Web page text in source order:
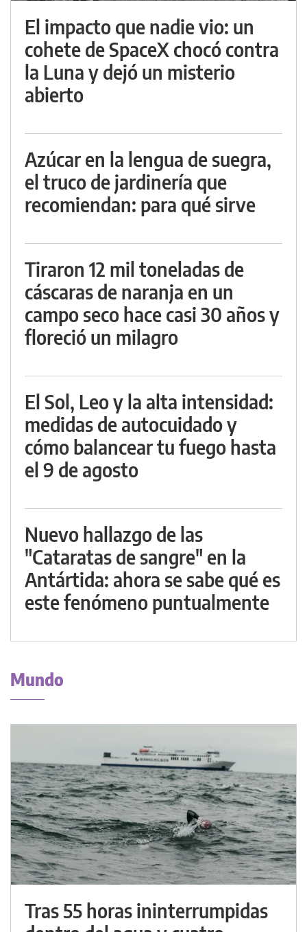
El impacto que nadie vio: un
cohete de SpaceX chocó contra
la Luna y dejó un misterio
abierto
Azúcar en la lengua de suegra,
el truco de jardinería que
recomiendan: para qué sirve
Tiraron 12 mil toneladas de
cáscaras de naranja en un
campo seco hace casi 30 años y
floreció un milagro
El Sol, Leo y la alta intensidad:
medidas de autocuidado y
cómo balancear tu fuego hasta
el 9 de agosto
Nuevo hallazgo de las
"Cataratas de sangre" en la
Antártida: ahora se sabe qué es
este fenómeno puntualmente
Mundo
Tras 55 horas ininterrumpidas